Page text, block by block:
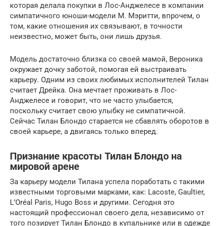
которая делала покупки в Лос-Анджелесе в компании
симпатичного юноши-модели М. Мэритти, впрочем, о
том, какие отношения их связывают, в точности
неизвестно, может быть, они лишь друзья.
Модель достаточно близка со своей мамой, Вероника
окружает дочку заботой, помогая ей выстраивать
карьеру. Одним из своих любимых исполнителей Тилан
считает Дрейка. Она мечтает проживать в Лос-
Анджелесе и говорит, что не часто улыбается,
поскольку считает свою улыбку не симпатичной.
Сейчас Тилан Блондо старается не сбавлять оборотов в
своей карьере, а двигаясь только вперед.
Признание красоты Тилан Блондо на
мировой арене
За карьеру модели Тилана успела поработать с такими
известными торговыми марками, как: Lacoste, Gaultier,
L’Oréal Paris, Hugo Boss и другими. Сегодня это
настоящий профессионал своего дела, независимо от
того позирует Тилан Блондо в купальнике или в одежде